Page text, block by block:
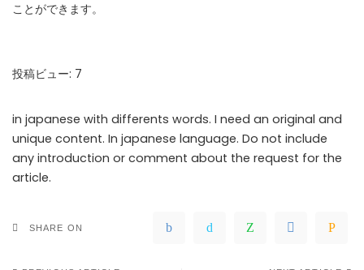
ことができます。
投稿ビュー: 7
in japanese with differents words. I need an original and
unique content. In japanese language. Do not include
any introduction or comment about the request for the
article.
SHARE ON